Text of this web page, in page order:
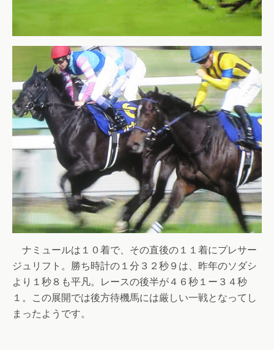
ナミュールは１０着で、その直後の１１着にプレサー
ジュリフト。勝ち時計の１分３２秒９は、昨年のソダシ
より１秒８も平凡。レースの後半が４６秒１ー３４秒
１。この展開では後方待機馬には厳しい一戦となってし
まったようです。